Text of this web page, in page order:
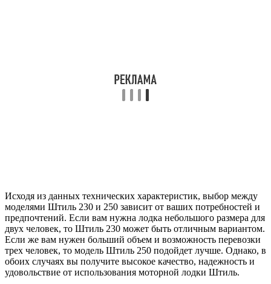
Исходя из данных технических характеристик, выбор между
моделями Штиль 230 и 250 зависит от ваших потребностей и
предпочтений. Если вам нужна лодка небольшого размера для
двух человек, то Штиль 230 может быть отличным вариантом.
Если же вам нужен больший объем и возможность перевозки
трех человек, то модель Штиль 250 подойдет лучше. Однако, в
обоих случаях вы получите высокое качество, надежность и
удовольствие от использования моторной лодки Штиль.